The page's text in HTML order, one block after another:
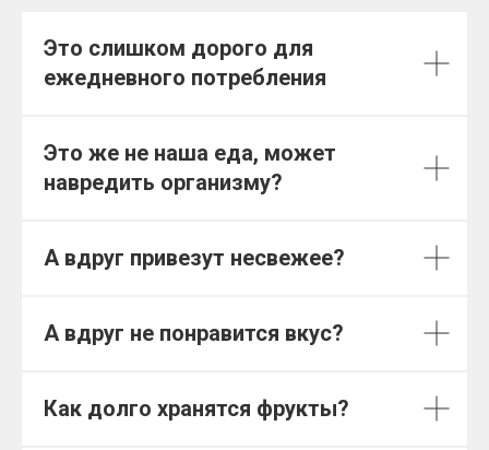
Это слишком дорого для
ежедневного потребления
Это же не наша еда, может
навредить организму?
А вдруг привезут несвежее?
А вдруг не понравится вкус?
Как долго хранятся фрукты?